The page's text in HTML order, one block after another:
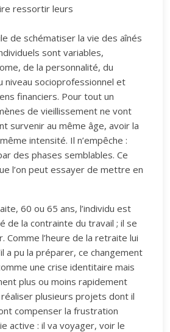
ressortir leurs
de schématiser la vie des aînés
sont variables,
de la personnalité, du
niveau socioprofessionnel et
financiers. Pour tout un
de vieillissement ne vont
survenir au même âge, avoir la
intensité. Il n’empêche :
des phases semblables. Ce
l’on peut essayer de mettre en
60 ou 65 ans, l’individu est
de la contrainte du travail ; il se
Comme l’heure de la retraite lui
a pu la préparer, ce changement
une crise identitaire mais
plus ou moins rapidement
plusieurs projets dont il
compenser la frustration
active : il va voyager, voir le